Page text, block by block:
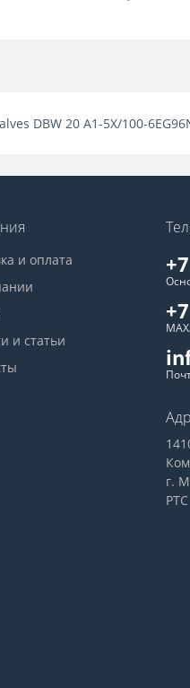
DBW 20 A1-5X/100-
и оплата
и статьи
г.
РТС